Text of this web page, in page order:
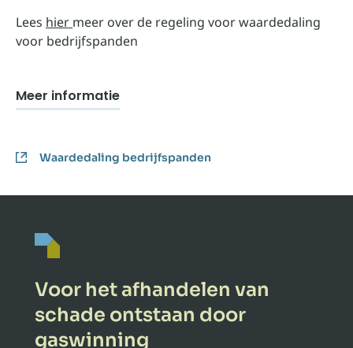
Lees hier meer over de regeling voor waardedaling
voor bedrijfspanden
Meer informatie
Waardedaling bedrijfspanden
Voor het afhandelen van
schade ontstaan door
gaswinning